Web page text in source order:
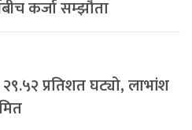
कर्जा सम्झौता
प्रतिशत घट्यो, लाभांश